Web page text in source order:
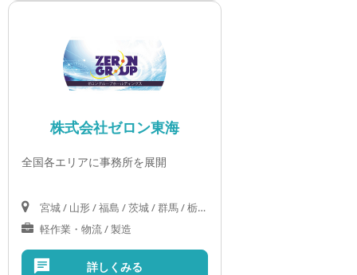
株式会社ゼロン東海
全国各エリアに事務所を展開
宮城 / 山形 / 福島 / 茨城 / 群馬 / 栃木 / 埼玉 / 千葉 / 東京 / 神奈川 / 山梨 / 長野 / 岐阜 / 静岡 / 愛知 / 三重 / 滋賀 / 京都 / 大阪 / 兵庫 / 奈良 / 和歌山 / 鳥取 / 島根 / 岡山 / 広島 / 山口 / 徳島 / 香川 / 愛媛 / 高知 / 沖縄
軽作業・物流 / 製造
詳しくみる